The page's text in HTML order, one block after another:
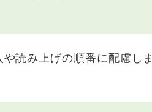
読み上げの順番に配慮しま